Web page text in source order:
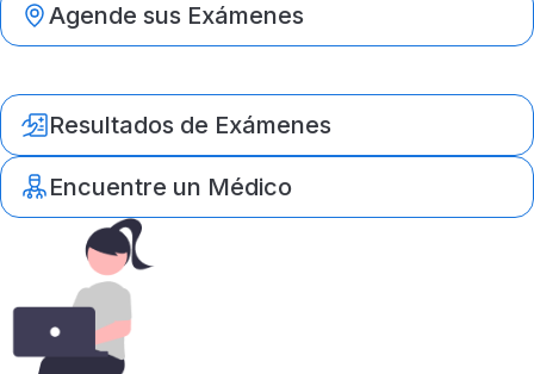
Agende sus Exámenes
Resultados de Exámenes
Encuentre un Médico